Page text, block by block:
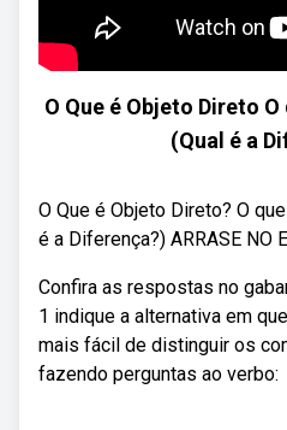
O Que é Objeto Direto
(Qual é a
O Que é Objeto Direto? O
é a Diferença?) ARRASE NO
Confira as respostas no
1 indique a alternativa em
mais fácil de distinguir os
fazendo perguntas ao verbo: